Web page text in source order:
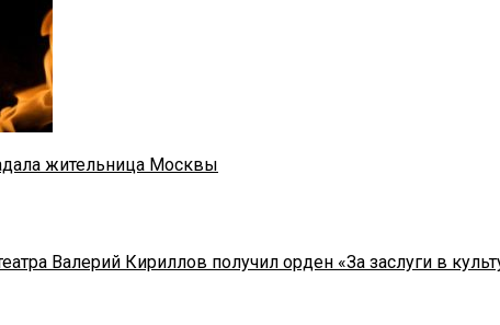
жительница Москвы
Валерий Кириллов получил орден «За заслуги в